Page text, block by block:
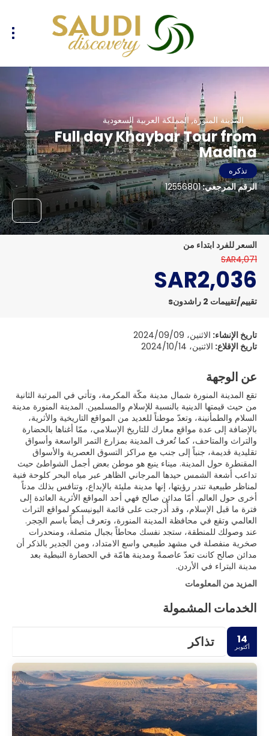
المدينة المنورة, المملكة العربية السعودية
Full day Khaybar Tour from
Madina
تذكره
الرقم المرجعي:12556801
السعر للفرد ابتداء من
SAR4,071
SAR2,036
تقييم/تقييمات 2 راشدونs
تاريخ الإنشاء: الاثنين، 2024/09/09
تاريخ الإقلاع: الاثنين، 2024/10/14
عن الوجهة
تقع المدينة المنورة شمال مدينة مكّة المكرمة، وتأتي في المرتبة الثانية
من حيث قيمتها الدينية بالنسبة للإسلام والمسلمين. المدينة المنورة مدينة
السلام والطمأنينة، وتعدّ موطناً للعديد من المواقع التاريخية والأثرية،
بالإضافة إلى عدة مواقع معارك للتاريخ الإسلامي، ممّا أغناها بالحضارة
والتراث والمتاحف، كما تُعرف المدينة بمزارع التمر الواسعة وأسواق
تقليدية قديمة، جنباً إلى جنب مع مراكز التسوق العصرية والأسواق
المقنطرة حول المدينة. ميناء ينبع هو موطن بعض أجمل الشواطئ حيث
تداعب أشعة الشمس حيدها المرجاني الظاهر عبر مياه البحر كلوحة فنية
لمناظر طبيعية تندر رؤيتها، إنها مدينة مليئة بالإبداع، وتنافس بذلك مدناً
أخرى حول العالم. أمّا مدائن صالح فهي أحد المواقع الأثرية العائدة إلى
فترة ما قبل الإسلام، وقد أُدرجت على قائمة اليونيسكو لمواقع التراث
العالمي وتقع في محافظة المدينة المنورة، وتعرف أيضاً باسم الحِجر.
عند وصولك للمنطقة، ستجد نفسك محاطاً بجبال متصلة، ومنحدرات
صخرية منفصلة في مشهد طبيعي واسع الامتداد، ومن الجدير بالذكر أن
مدائن صالح كانت تعدّ عاصمةً ومدينة هامّة في الحضارة النبطية بعد
مدينة البتراء في الأردن.
المزيد من المعلومات
الخدمات المشمولة
14
أكتوبر تذاكر